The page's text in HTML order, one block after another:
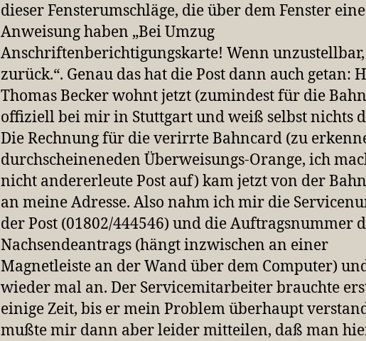
dieser Fensterumschläge, die über dem Fenster eine
Anweisung haben „Bei Umzug
Anschriftenberichtigungskarte! Wenn unzustellbar,
zurück.“. Genau das hat die Post dann auch getan:
Thomas Becker wohnt jetzt (zumindest für die
offiziell bei mir in Stuttgart und weiß selbst nichts
Die Rechnung für die verirrte Bahncard (zu
durchscheineneden Überweisungs-Orange, ich
nicht andererleute Post auf) kam jetzt von der
an meine Adresse. Also nahm ich mir die
der Post (01802/444546) und die Auftragsnummer
Nachsendeantrags (hängt inzwischen an einer
Magnetleiste an der Wand über dem Computer)
wieder mal an. Der Servicemitarbeiter brauchte
einige Zeit, bis er mein Problem überhaupt
mußte mir dann aber leider mitteilen, daß man